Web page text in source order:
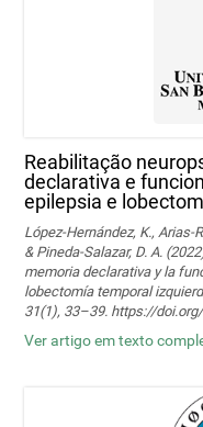
Reabilitação
declarativa e
epilepsia e
López-Hernández, K., Arias-
& Pineda-Salazar, D. A.
memoria declarativa y la
lobectomía temporal
31(1), 33–39. https://
Ver artigo em texto